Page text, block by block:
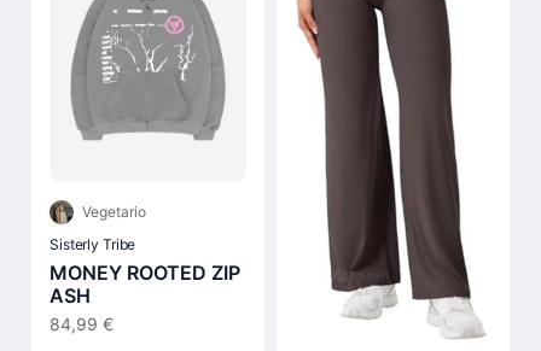
Vegetario
Sisterly Tribe
MONEY ROOTED ZIP
ASH
84,99 €